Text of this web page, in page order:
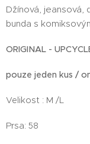
Džínová, jeansová,
bunda s
ORIGINAL -
pouze jeden kus /
Velikost : M /L
Prsa: 58